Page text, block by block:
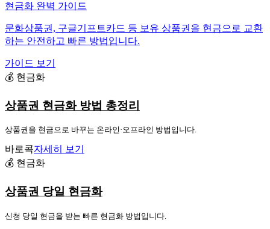
현금화 완벽 가이드
문화상품권, 구글기프트카드 등 보유 상품권을 현금으로 교환
하는 안전하고 빠른 방법입니다.
가이드 보기
💰 현금화
상품권 현금화 방법 총정리
상품권을 현금으로 바꾸는 온라인·오프라인 방법입니다.
바로콕자세히 보기
💰 현금화
상품권 당일 현금화
신청 당일 현금을 받는 빠른 현금화 방법입니다.